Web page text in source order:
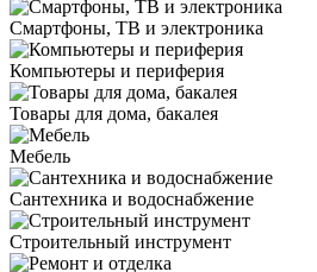
Смартфоны, ТВ и электроника
Компьютеры и периферия
Товары для дома, бакалея
Мебель
Сантехника и водоснабжение
Строительный инструмент